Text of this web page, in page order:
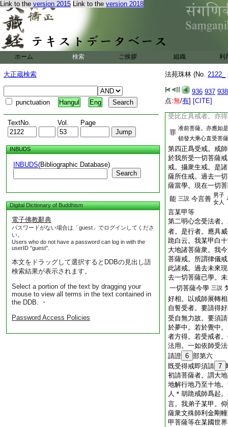
Link to the version 2015 Link to the version 2018
ホーム 検索 ご挨拶 組織 利
大正蔵検索
punctuation Hangul Eng
TextNo. Vol. Page
INBUDS
INBUDS(Bibliographic Database)
Search
Digital Dictionary of Buddhism
電子佛教辭典
パスワードがない場合は「guest」でログインしてくださ
い。
Users who do not have a password can log in with the
userID "guest".
本文をドラッグして選択するとDDBの見出し語
検索結果が表示されます。
Select a portion of the text by dragging your
mouse to view all terms in the text contained in
the DDB. ・
Password Access Policies
法苑珠林 (No. 2122_
936 937 938
点:無/有] [CITE]
第三問其漸頓。依
菩薩戒法。菩薩摩
者。先當具足學優
不具優婆塞戒得沙
樓四級次第。不由
不由二級至於三級
亦無是處。若依薩
先受優婆塞五戒。
彌十戒。如人入海
海者。亦當如是。
受比丘具戒者。亦
罪
准前菩薩。亦應如
頓發大乘心直受菩
第四正爲受戒。戒
於我所受一切菩薩
戒。攝衆生戒。是
薩所住戒。過去一
薩當學。現在一切
能 三説 今言善 男子
女人
言某甲等
第二明心念受法者
者。是行者。應具
跪白云。我某甲白
大地諸菩薩衆。我
菩薩戒。所謂律儀
此諸戒。過去未來
去一切菩薩已學。
一切菩薩今學 三説
好相。以戒師展轉
自誓受者。要請得
受自無力故。要須
於夢中。若於覺中
者方得。若受戒者
法用。一如依師受
請證 6 部第六
既受得戒即須請 7
初請菩薩者。謂大
地解行地乃至十地
人＊胡跪戒師爲起
言。我弟子某甲。仰
薩衆文殊師利金剛
甲菩薩等在某國世